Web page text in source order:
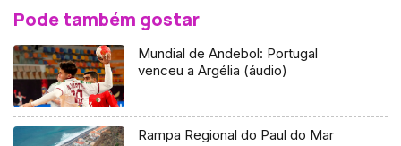
Pode também gostar
Mundial de Andebol: Portugal
venceu a Argélia (áudio)
Rampa Regional do Paul do Mar